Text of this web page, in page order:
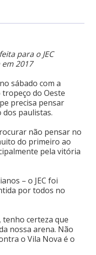
para o JEC
2017
sábado com a
tropeço do Oeste
precisa pensar
paulistas.
não pensar no
do primeiro ao
pela vitória
– o JEC foi
por todos no
certeza que
nossa arena. Não
o Vila Nova é o